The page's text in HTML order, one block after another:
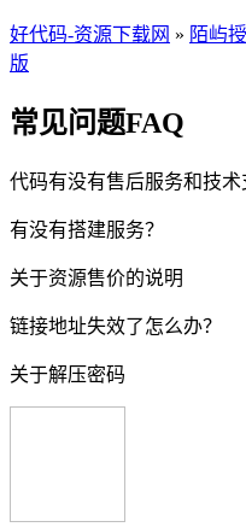
好代码-资源下载网 » 陌屿
版
常见问题FAQ
代码有没有售后服务和技术
有没有搭建服务？
关于资源售价的说明
链接地址失效了怎么办？
关于解压密码